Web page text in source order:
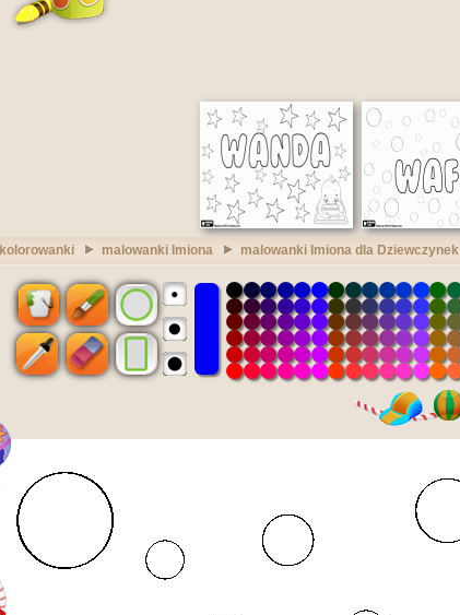
kolorowanki malowanki Imiona malowanki Imiona dla Dziewczynek